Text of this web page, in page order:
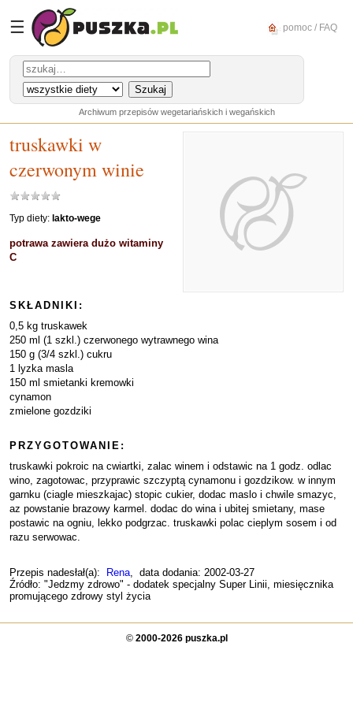
☰ pomoc / FAQ
Archiwum przepisów wegetariańskich i wegańskich
truskawki w
czerwonym winie
Typ diety: lakto-wege
potrawa zawiera dużo witaminy
C
SKŁADNIKI:
0,5 kg truskawek
250 ml (1 szkl.) czerwonego wytrawnego wina
150 g (3/4 szkl.) cukru
1 lyzka masla
150 ml smietanki kremowki
cynamon
zmielone gozdziki
PRZYGOTOWANIE:
truskawki pokroic na cwiartki, zalac winem i odstawic na 1 godz. odlac
wino, zagotowac, przyprawic szczyptą cynamonu i gozdzikow. w innym
garnku (ciagle mieszkajac) stopic cukier, dodac maslo i chwile smazyc,
az powstanie brazowy karmel. dodac do wina i ubitej smietany, mase
postawic na ogniu, lekko podgrzac. truskawki polac cieplym sosem i od
razu serwowac.
Przepis nadesłał(a): Rena, data dodania: 2002-03-27
Źródło: "Jedzmy zdrowo" - dodatek specjalny Super Linii, miesięcznika
promującego zdrowy styl życia
© 2000-2026 puszka.pl